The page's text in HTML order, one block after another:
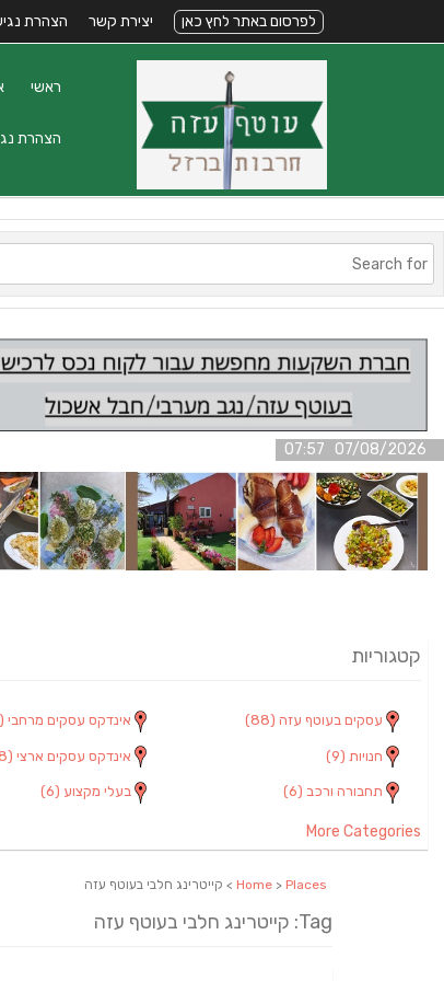
לפרסום באתר לחץ כאן יצירת קשר הצהרת
ראשי
הצהרת
07/08/2026 07:57
קטגוריות
עסקים בעוטף עזה (88) אינדקס עסקים מרחבי (66)
חנויות (9) אינדקס עסקים ארצי (8)
תחבורה ורכב (6) בעלי מקצוע (6)
More Categories
Home > Places > קייטרינג חלבי בעוטף עזה
Tag: קייטרינג חלבי בעוטף עזה